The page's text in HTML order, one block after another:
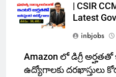
| CSIR
Latest
inbjobs
Amazon లో డిగ్రీ
ఉద్యోగాలకు దరఖాస్తులు